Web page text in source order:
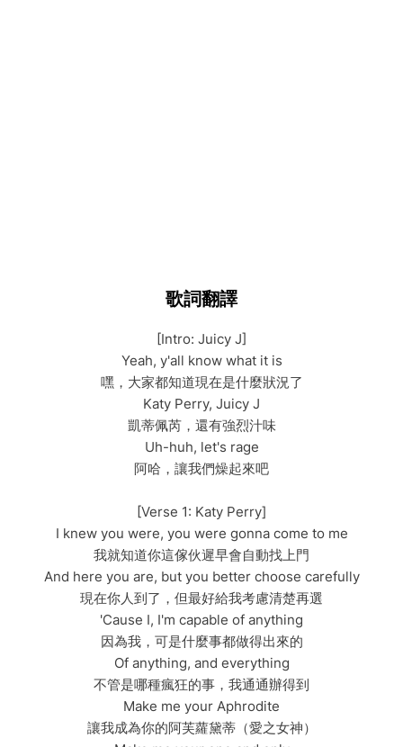
歌詞翻譯
[Intro: Juicy J]
Yeah, y'all know what it is
嘿，大家都知道現在是什麼狀況了
Katy Perry, Juicy J
凱蒂佩芮，還有強烈汁味
Uh-huh, let's rage
阿哈，讓我們燥起來吧
[Verse 1: Katy Perry]
I knew you were, you were gonna come to me
我就知道你這傢伙遲早會自動找上門
And here you are, but you better choose carefully
現在你人到了，但最好給我考慮清楚再選
'Cause I, I'm capable of anything
因為我，可是什麼事都做得出來的
Of anything, and everything
不管是哪種瘋狂的事，我通通辦得到
Make me your Aphrodite
讓我成為你的阿芙蘿黛蒂（愛之女神）